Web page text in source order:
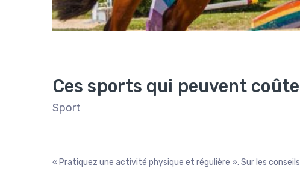
Ces sports qui peuvent
Sport
« Pratiquez une activité physique et régulière ». Sur les